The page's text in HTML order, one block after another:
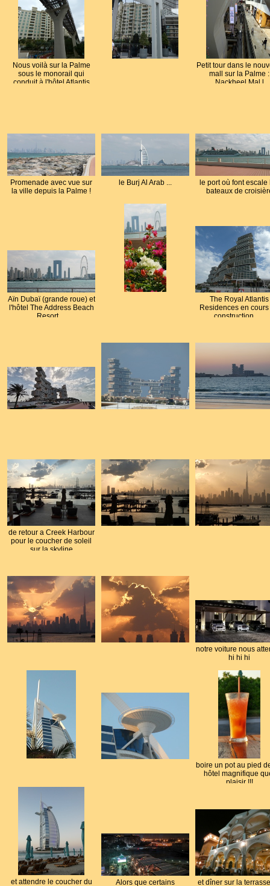
Nous voilà sur la Palme
sous le monorail qui
conduit à l'hôtel Atlantis
Petit tour dans le
mall sur la Palme :
Nackheel Mal l
Promenade avec vue sur
la ville depuis la Palme !
le Burj Al Arab ...
le port où font escale
bateaux de
Aïn Dubaï (grande roue) et
l'hôtel The Address Beach
Resort ...
The Royal Atlantis
Residences en
construction .....
de retour a Creek Harbour
pour le coucher de soleil
sur la skyline
notre voiture nous
hi hi hi
boire un pot au pied
hôtel magnifique
plaisir !!!
et attendre le coucher du Alors que certains et dîner sur la